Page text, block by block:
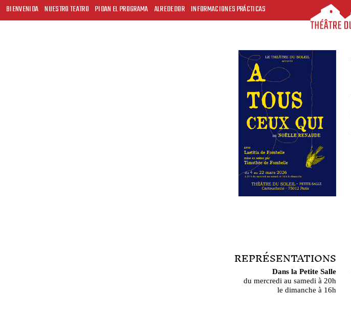
BIENVENIDA NUESTRO TEATRO PIDAN EL PROGRAMA ALREDEDOR INFORMACIONES PRÁCTICAS
REPRÉSENTATIONS
Dans la Petite Salle
du mercredi au samedi à 20h
le dimanche à 16h